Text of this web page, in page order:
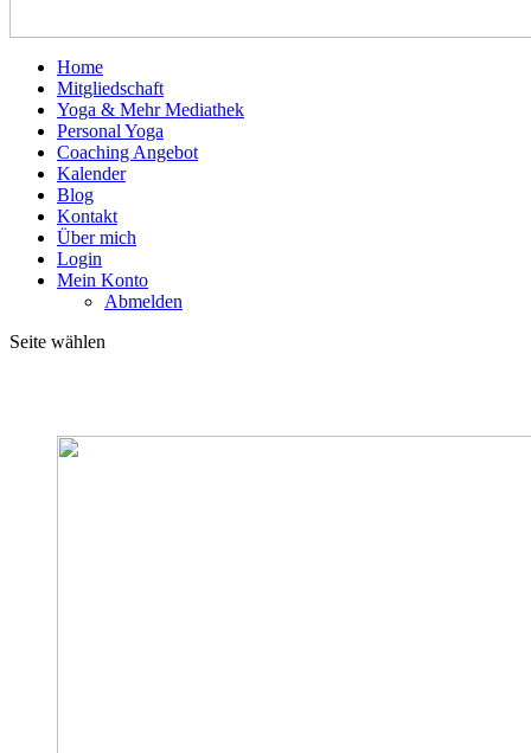
Home
Mitgliedschaft
Yoga & Mehr Mediathek
Personal Yoga
Coaching Angebot
Kalender
Blog
Kontakt
Über mich
Login
Mein Konto
Abmelden
Seite wählen